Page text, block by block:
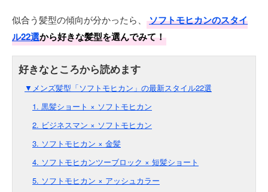
似合う髪型の傾向が分かったら、
ソフトモヒカンのスタイ
ル22選から好きな髪型を選んでみて！
▼メンズ髪型「ソフトモヒカン」の最新スタイル22選
1. 黒髪ショート × ソフトモヒカン
2. ビジネスマン × ソフトモヒカン
3. ソフトモヒカン × 金髪
4. ソフトモヒカンツーブロック × 短髪ショート
5. ソフトモヒカン × アッシュカラー